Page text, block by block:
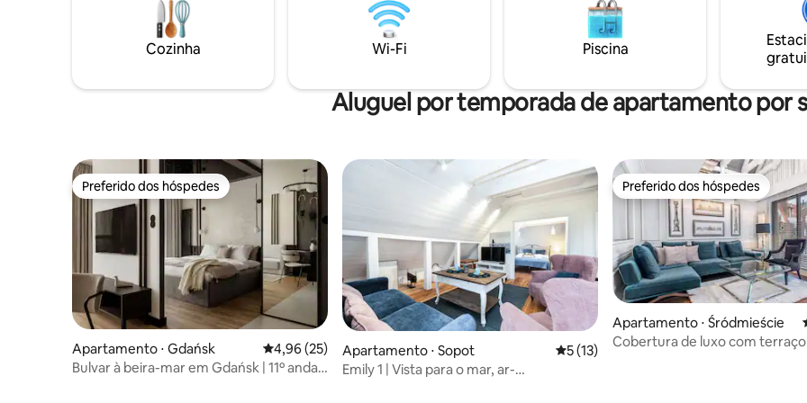
rozkładanym fotelem. Przed
dokonaniem rezerwacji proszę o
dokładne zapoznanie się z wszystkimi
Cozinha Wi-Fi Piscina
Aluguel por temporada de apartamento por
Preferido dos hóspedes
Preferido dos hóspedes
Apartamento ⋅ Gdańsk 4,96 de uma avaliação média de 5, 25 avaliações
4,96 (25)
Bulvar à beira-mar em Gdańsk | 11º andar
Apartamento ⋅ Sopot 5 de uma avaliação média de 5, 13
5 (13)
Emily 1 | Vista para o mar, ar-
Preferido dos hóspedes
Preferido dos hóspedes
Apartamento ⋅ Śródmieście
Cobertura de luxo com terraço